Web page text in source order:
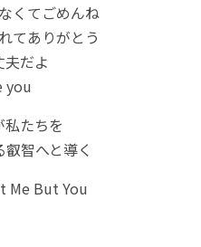
くてごめんね
てありがとう
夫だよ
you
私たちを
智へと導く
Me But You